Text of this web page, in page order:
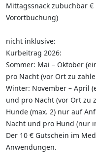
Mittagssnack zubuchbar €
Vorortbuchung)
nicht inklusive:
Kurbeitrag 2026:
Sommer: Mai – Oktober
pro Nacht (vor Ort zu
Winter: November – April
und pro Nacht (vor Ort zu
Hunde (max. 2) nur auf
Nacht und pro Hund (nur
Der 10 € Gutschein im
Anwendungen.